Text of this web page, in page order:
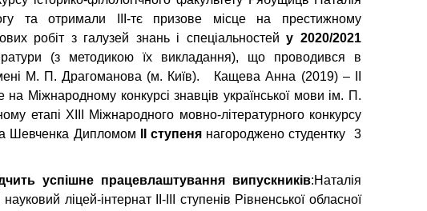
та отримали ІІІ-тє призове місце на престижному
робіт з галузей знань і спеціальностейу 2020/2021
(з методикою їх викладання), що проводився в
М. П. Драгоманова (м. Київ). Кащева Анна (2019) – ІІ
Міжнародному конкурсі знавців української мови ім. П.
етапі ХIII Міжнародного мовно-літературного конкурсу
Шевченка Дипломом
II ступеня нагороджено студентку 3
успішне працевлаштування випускників:Наталія
ліцей-інтернат II-III ступенів Рівненської обласної